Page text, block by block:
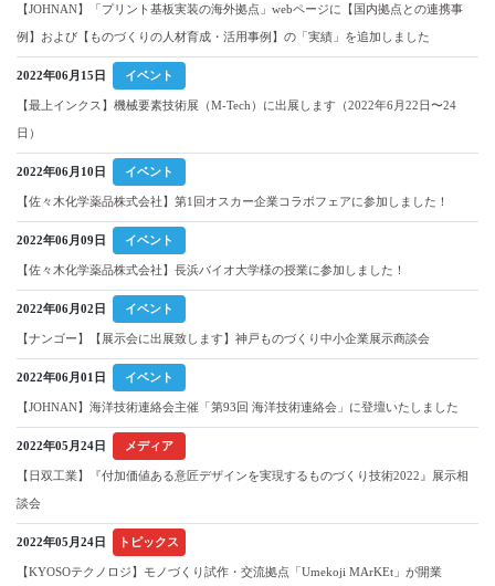
【JOHNAN】「プリント基板実装の海外拠点」webページに【国内拠点との連携事
例】および【ものづくりの人材育成・活用事例】の「実績」を追加しました
2022年06月15日 イベント
【最上インクス】機械要素技術展（M-Tech）に出展します（2022年6月22日〜24
日）
2022年06月10日 イベント
【佐々木化学薬品株式会社】第1回オスカー企業コラボフェアに参加しました！
2022年06月09日 イベント
【佐々木化学薬品株式会社】長浜バイオ大学様の授業に参加しました！
2022年06月02日 イベント
【ナンゴー】【展示会に出展致します】神戸ものづくり中小企業展示商談会
2022年06月01日 イベント
【JOHNAN】海洋技術連絡会主催「第93回 海洋技術連絡会」に登壇いたしました
2022年05月24日 メディア
【日双工業】『付加価値ある意匠デザインを実現するものづくり技術2022』展示相
談会
2022年05月24日 トピックス
【KYOSOテクノロジ】モノづくり試作・交流拠点「Umekoji MArKEt」が開業